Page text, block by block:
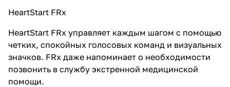
HeartStart FRx
HeartStart FRx управляет каждым шагом с помощью
четких, спокойных голосовых команд и визуальных
значков. FRx даже напоминает о необходимости
позвонить в службу экстренной медицинской
помощи.